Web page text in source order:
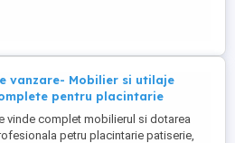
vanzare- Mobilier si utilaje
pentru placintarie
vinde complet mobilierul si dotarea
petru placintarie patiserie,